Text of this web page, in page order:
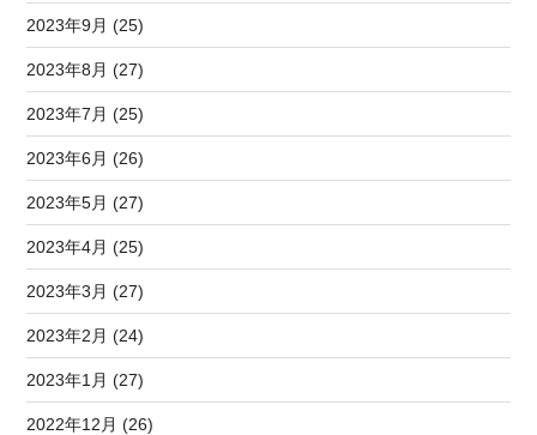
2023年9月 (25)
2023年8月 (27)
2023年7月 (25)
2023年6月 (26)
2023年5月 (27)
2023年4月 (25)
2023年3月 (27)
2023年2月 (24)
2023年1月 (27)
2022年12月 (26)